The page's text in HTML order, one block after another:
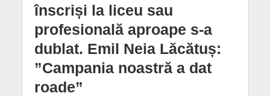
înscriși la liceu sau
profesională aproape s-a
dublat. Emil Neia Lăcătuș:
”Campania noastră a dat
roade”